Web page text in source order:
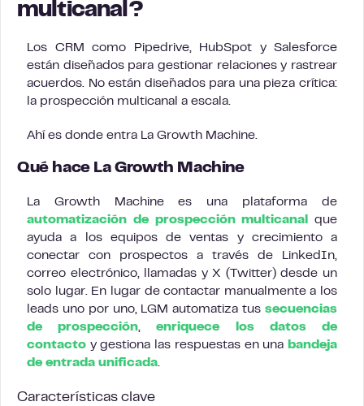
multicanal?
Los CRM como Pipedrive, HubSpot y Salesforce
están diseñados para gestionar relaciones y rastrear
acuerdos. No están diseñados para una pieza crítica:
la prospección multicanal a escala.
Ahí es donde entra La Growth Machine.
Qué hace La Growth Machine
La Growth Machine es una plataforma de
automatización de prospección multicanal
que
ayuda a los equipos de ventas y crecimiento a
conectar con prospectos a través de LinkedIn,
correo electrónico, llamadas y X (Twitter) desde un
solo lugar. En lugar de contactar manualmente a los
leads uno por uno, LGM automatiza tus secuencias
de prospección,enriquece los datos de
contacto y gestiona las respuestas en una bandeja
de entrada unificada.
Características clave